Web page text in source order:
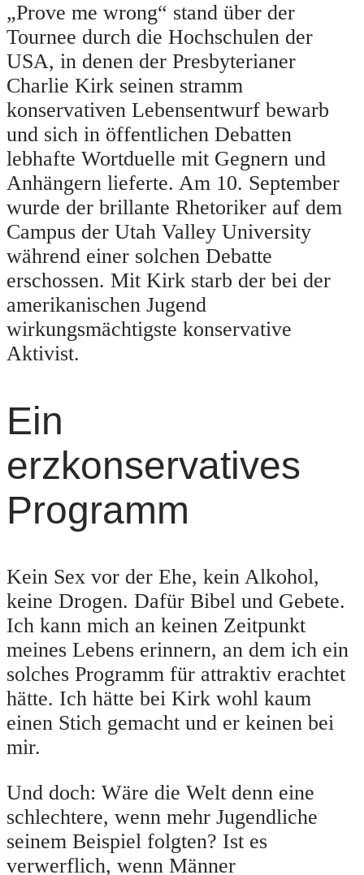
„Prove me wrong“ stand über der
Tournee durch die Hochschulen der
USA, in denen der Presbyterianer
Charlie Kirk seinen stramm
konservativen Lebensentwurf bewarb
und sich in öffentlichen Debatten
lebhafte Wortduelle mit Gegnern und
Anhängern lieferte. Am 10. September
wurde der brillante Rhetoriker auf dem
Campus der Utah Valley University
während einer solchen Debatte
erschossen. Mit Kirk starb der bei der
amerikanischen Jugend
wirkungsmächtigste konservative
Aktivist.
Ein
erzkonservatives
Programm
Kein Sex vor der Ehe, kein Alkohol,
keine Drogen. Dafür Bibel und Gebete.
Ich kann mich an keinen Zeitpunkt
meines Lebens erinnern, an dem ich ein
solches Programm für attraktiv erachtet
hätte. Ich hätte bei Kirk wohl kaum
einen Stich gemacht und er keinen bei
mir.
Und doch: Wäre die Welt denn eine
schlechtere, wenn mehr Jugendliche
seinem Beispiel folgten? Ist es
verwerflich, wenn Männer